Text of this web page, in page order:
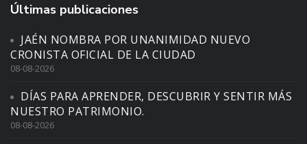
Últimas publicaciones
JAÉN NOMBRA POR UNANIMIDAD NUEVO
CRONISTA OFICIAL DE LA CIUDAD
08-08-2026
DÍAS PARA APRENDER, DESCUBRIR Y SENTIR MÁS
NUESTRO PATRIMONIO.
08-08-2026